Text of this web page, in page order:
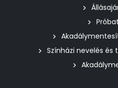
Színházi nevelés